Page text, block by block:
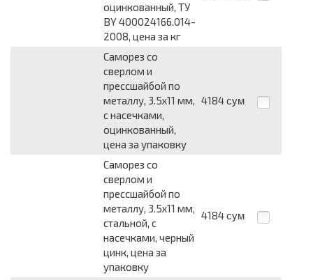
оцинкованный, ТУ
BY 400024166.014-
2008, цена за кг
Саморез со
сверлом и
прессшайбой по
металлу, 3.5х11 мм,
с насечками,
оцинкованный,
цена за упаковку
4184 сум
Саморез со
сверлом и
прессшайбой по
металлу, 3.5х11 мм,
стальной, с
насечками, черный
цинк, цена за
упаковку
4184 сум